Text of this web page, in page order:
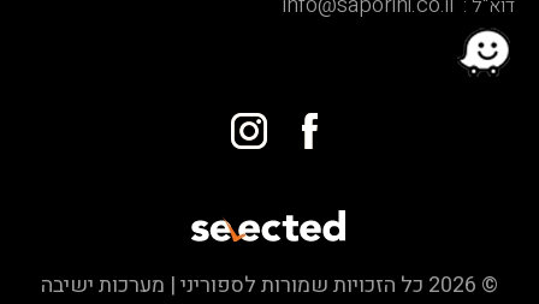
דוא"ל :
© 2026 כל הזכויות שמורות לספוריני | מערכות ישיבה